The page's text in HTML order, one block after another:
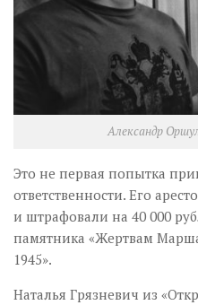
Александр
Это не первая попытка
ответственности. Его
и штрафовали на 40 000
памятника «Жертвам
1945».
Наталья Грязневич из